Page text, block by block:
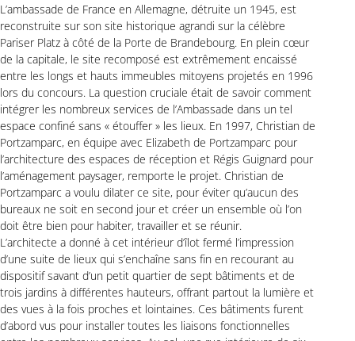
L’ambassade de France en Allemagne, détruite un 1945, est
reconstruite sur son site historique agrandi sur la célèbre
Pariser Platz à côté de la Porte de Brandebourg. En plein cœur
de la capitale, le site recomposé est extrêmement encaissé
entre les longs et hauts immeubles mitoyens projetés en 1996
lors du concours. La question cruciale était de savoir comment
intégrer les nombreux services de l’Ambassade dans un tel
espace confiné sans « étouffer » les lieux. En 1997, Christian de
Portzamparc, en équipe avec Elizabeth de Portzamparc pour
l’architecture des espaces de réception et Régis Guignard pour
l’aménagement paysager, remporte le projet. Christian de
Portzamparc a voulu dilater ce site, pour éviter qu’aucun des
bureaux ne soit en second jour et créer un ensemble où l’on
doit être bien pour habiter, travailler et se réunir.
L’architecte a donné à cet intérieur d’îlot fermé l’impression
d’une suite de lieux qui s’enchaîne sans fin en recourant au
dispositif savant d’un petit quartier de sept bâtiments et de
trois jardins à différentes hauteurs, offrant partout la lumière et
des vues à la fois proches et lointaines. Ces bâtiments furent
d’abord vus pour installer toutes les liaisons fonctionnelles